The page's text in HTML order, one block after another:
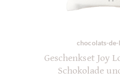
chocolats-
Geschenkset Joy
Schokolade